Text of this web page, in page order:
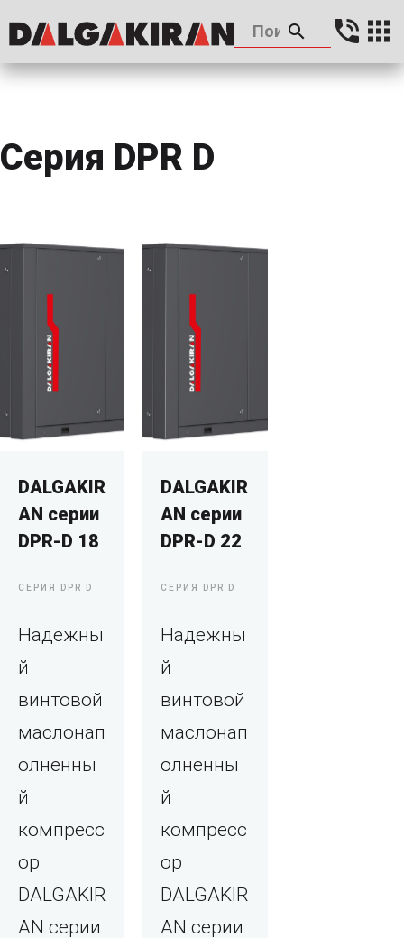
Серия DPR D
DALGAKIR
AN серии
DPR-D 18
СЕРИЯ DPR D
Надежны
й
винтовой
маслонап
олненны
й
компресс
ор
DALGAKIR
AN серии
DALGAKIR
AN серии
DPR-D 22
СЕРИЯ DPR D
Надежны
й
винтовой
маслонап
олненны
й
компресс
ор
DALGAKIR
AN серии